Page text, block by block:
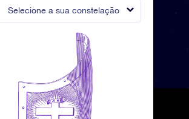
Selecione a sua constelação